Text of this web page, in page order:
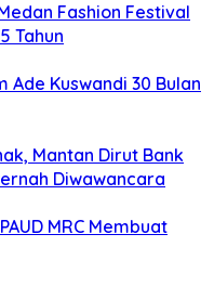
Fashion Festival
Tahun
Ade Kuswandi 30 Bulan
Mantan Dirut Bank
Diwawancara
MRC Membuat